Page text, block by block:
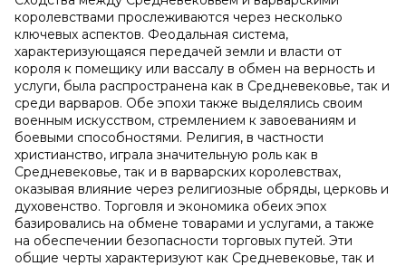
королевствами прослеживаются через несколько
ключевых аспектов. Феодальная система,
характеризующаяся передачей земли и власти от
короля к помещику или вассалу в обмен на верность и
услуги, была распространена как в Средневековье, так и
среди варваров. Обе эпохи также выделялись своим
военным искусством, стремлением к завоеваниям и
боевыми способностями. Религия, в частности
христианство, играла значительную роль как в
Средневековье, так и в варварских королевствах,
оказывая влияние через религиозные обряды, церковь и
духовенство. Торговля и экономика обеих эпох
базировались на обмене товарами и услугами, а также
на обеспечении безопасности торговых путей. Эти
общие черты характеризуют как Средневековье, так и